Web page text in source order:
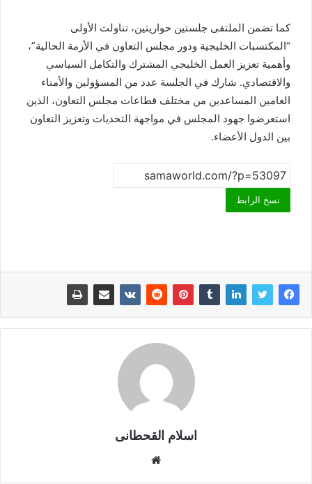
كما تضمن الملتقى جلستين حواريتين، تناولت الأولى
“المكتسبات الخليجية ودور مجلس التعاون في الأزمة الحالية”،
وأهمية تعزيز العمل الخليجي المشترك والتكامل السياسي
والاقتصادي. شارك في الجلسة عدد من المسؤولين والأمناء
العامين المساعدين من مختلف قطاعات مجلس التعاون، الذين
استعرضوا جهود المجلس في مواجهة التحديات وتعزيز التعاون
بين الدول الأعضاء.
نسخ الرابط
اسلام القحطانى